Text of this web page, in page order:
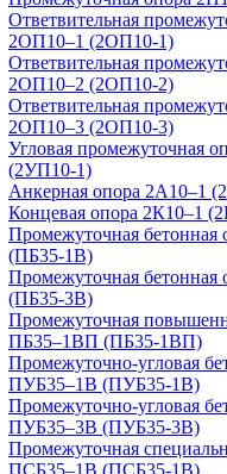
Ответвительная
2ОП10–1 (2ОП10-1)
Ответвительная
2ОП10–2 (2ОП10-2)
Ответвительная
2ОП10–3 (2ОП10-3)
Угловая промежуточная
(2УП10-1)
Анкерная опора 2А10–1
Концевая опора 2К10–1
Промежуточная бетонная
(ПБ35-1В)
Промежуточная бетонная
(ПБ35-3В)
Промежуточная
ПБ35–1ВП (ПБ35-1ВП)
Промежуточно-угловая
ПУБ35–1В (ПУБ35-1В)
Промежуточно-угловая
ПУБ35–3В (ПУБ35-3В)
Промежуточная
ПСБ35–1В (ПСБ35-1В)